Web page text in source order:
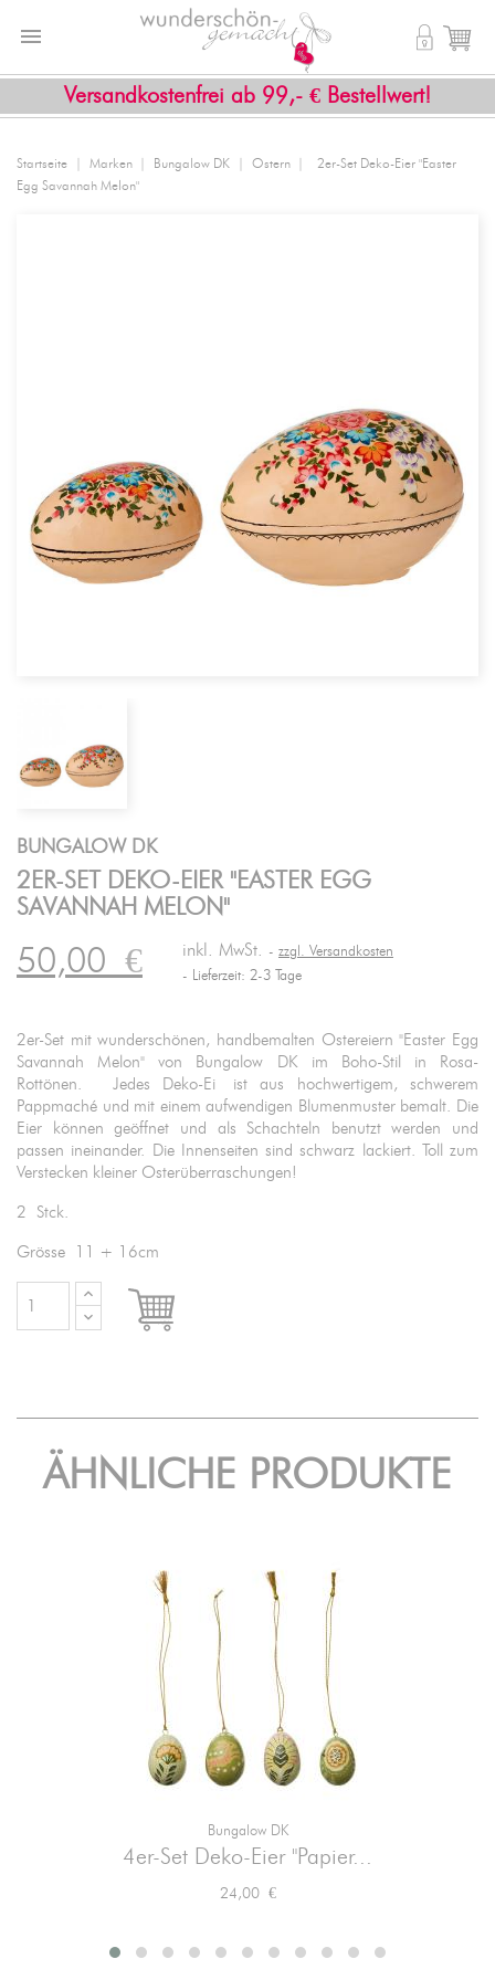
Versandkostenfrei ab 99,- € Bestellwert!
 shopping_cart

Startseite Marken Bungalow DK Ostern
2er-Set Deko-Eier "Easter
Egg Savannah Melon"
BUNGALOW DK
2ER-SET DEKO-EIER "EASTER EGG
SAVANNAH MELON"
50,00€ inkl. MwSt.
zzgl. Versandkosten
Lieferzeit: 2-3 Tage
2er-Set mit wunderschönen, handbemalten Ostereiern "Easter Egg
Savannah Melon" von Bungalow DK im Boho-Stil in Rosa-
Rottönen. Jedes Deko-Ei ist aus hochwertigem, schwerem
Pappmaché und mit einem aufwendigen Blumenmuster bemalt. Die
Eier können geöffnet und als Schachteln benutzt werden und
passen ineinander. Die Innenseiten sind schwarz lackiert. Toll zum
Verstecken kleiner Osterüberraschungen!
2 Stck.
Grösse 11 + 16cm

ÄHNLICHE PRODUKTE
Bungalow DK
4er-Set Deko-Eier "Papier...
Preis
24,00 €